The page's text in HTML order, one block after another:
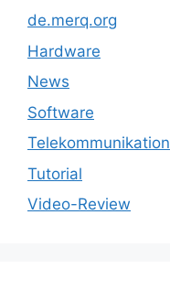
de.merq.org
Hardware
News
Software
Telekommunikation
Tutorial
Video-Review